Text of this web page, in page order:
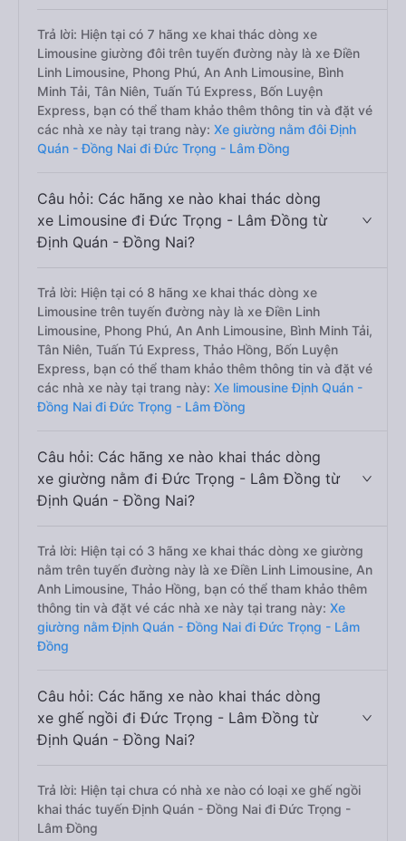
Trả lời: Hiện tại có 7 hãng xe khai thác dòng xe
Limousine giường đôi trên tuyến đường này là xe Điền
Linh Limousine, Phong Phú, An Anh Limousine, Bình
Minh Tải, Tân Niên, Tuấn Tú Express, Bốn Luyện
Express, bạn có thể tham khảo thêm thông tin và đặt vé
các nhà xe này tại trang này: Xe giường nằm đôi Định
Quán - Đồng Nai đi Đức Trọng - Lâm Đồng
Câu hỏi: Các hãng xe nào khai thác dòng
xe Limousine đi Đức Trọng - Lâm Đồng từ
Định Quán - Đồng Nai?
Trả lời: Hiện tại có 8 hãng xe khai thác dòng xe
Limousine trên tuyến đường này là xe Điền Linh
Limousine, Phong Phú, An Anh Limousine, Bình Minh Tải,
Tân Niên, Tuấn Tú Express, Thảo Hồng, Bốn Luyện
Express, bạn có thể tham khảo thêm thông tin và đặt vé
các nhà xe này tại trang này: Xe limousine Định Quán -
Đồng Nai đi Đức Trọng - Lâm Đồng
Câu hỏi: Các hãng xe nào khai thác dòng
xe giường nằm đi Đức Trọng - Lâm Đồng từ
Định Quán - Đồng Nai?
Trả lời: Hiện tại có 3 hãng xe khai thác dòng xe giường
nằm trên tuyến đường này là xe Điền Linh Limousine, An
Anh Limousine, Thảo Hồng, bạn có thể tham khảo thêm
thông tin và đặt vé các nhà xe này tại trang này: Xe
giường nằm Định Quán - Đồng Nai đi Đức Trọng - Lâm
Đồng
Câu hỏi: Các hãng xe nào khai thác dòng
xe ghế ngồi đi Đức Trọng - Lâm Đồng từ
Định Quán - Đồng Nai?
Trả lời: Hiện tại chưa có nhà xe nào có loại xe ghế ngồi
khai thác tuyến Định Quán - Đồng Nai đi Đức Trọng -
Lâm Đồng